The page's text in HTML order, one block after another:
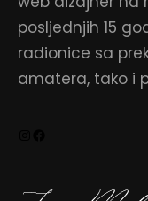
posljednjih 15
radionice sa
amatera, tako i